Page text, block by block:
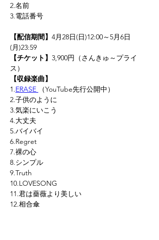
2.名前
3.電話番号
【配信期間】 4月28日(日)12:00～5月6日
(月)23:59
【チケット】 3,900円（さんきゅ～プライ
ス）
【収録楽曲】
1.ERASE
（YouTube先行公開中）
2.子供のように
3.気楽にいこう
4.大丈夫
5.バイバイ
6.Regret
7.裸の心
8.シンプル
9.Truth
10.LOVESONG
11.君は薔薇より美しい
12.相合傘